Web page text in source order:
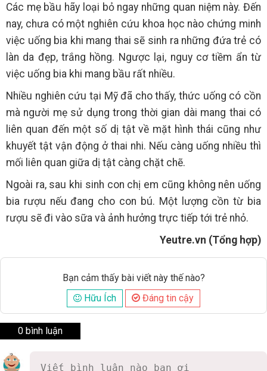
Các mẹ bầu hãy loại bỏ ngay những quan niệm này. Đến
nay, chưa có một nghiên cứu khoa học nào chứng minh
việc uống bia khi mang thai sẽ sinh ra những đứa trẻ có
làn da đẹp, trắng hồng. Ngược lại, nguy cơ tiềm ẩn từ
việc uống bia khi mang bầu rất nhiều.
Nhiều nghiên cứu tại Mỹ đã cho thấy, thức uống có cồn
mà người mẹ sử dụng trong thời gian dài mang thai có
liên quan đến một số dị tật về mặt hình thái cũng như
khuyết tật vận động ở thai nhi. Nếu càng uống nhiều thì
mối liên quan giữa dị tật càng chặt chẽ.
Ngoài ra, sau khi sinh con chị em cũng không nên uống
bia rượu nếu đang cho con bú. Một lượng cồn từ bia
rượu sẽ đi vào sữa và ảnh hưởng trực tiếp tới trẻ nhỏ.
Yeutre.vn (Tổng hợp)
Bạn cảm thấy bài viết này thế nào?
Hữu Ích
Đáng tin cậy
0 bình luận